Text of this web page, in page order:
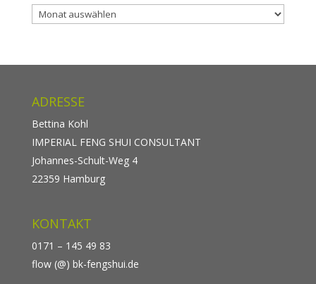
Archiv
ADRESSE
Bettina Kohl
IMPERIAL FENG SHUI CONSULTANT
Johannes-Schult-Weg 4
22359 Hamburg
KONTAKT
0171 – 145 49 83
flow (@) bk-fengshui.de